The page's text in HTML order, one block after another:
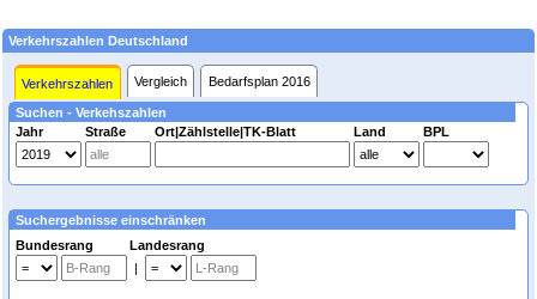
Verkehrszahlen Deutschland
Verkehrszahlen Vergleich Bedarfsplan 2016
Suchen - Verkehszahlen
Jahr
Straße Ort|Zählstelle|TK-Blatt Land BPL
Suchergebnisse einschränken
Bundesrang Landesrang
|